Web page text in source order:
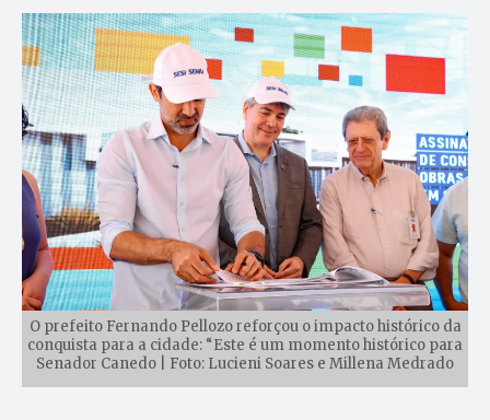
O prefeito Fernando Pellozo reforçou o impacto histórico da
conquista para a cidade: “Este é um momento histórico para
Senador Canedo | Foto: Lucieni Soares e Millena Medrado